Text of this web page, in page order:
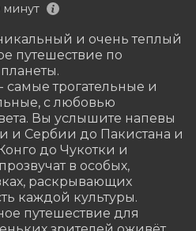
минут
и очень теплый
путешествие по
трогательные и
с любовью
Вы услышите напевы
и Сербии до Пакистана и
до Чукотки и
в особых,
раскрывающих
каждой культуры.
путешествие для